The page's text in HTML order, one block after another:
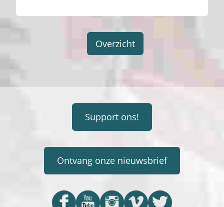
Overzicht
Support ons!
Ontvang onze nieuwsbrief